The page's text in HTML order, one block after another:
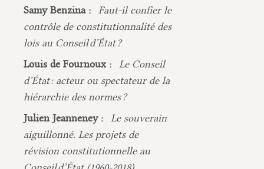
Samy Benzina :
Faut-il confier le
contrôle de constitutionnalité des
lois au Conseil d’État ?
Louis de Fournoux :
Le Conseil
d’État : acteur ou spectateur de la
hiérarchie des normes ?
Julien Jeanneney :
Le souverain
aiguillonné. Les projets de
révision constitutionnelle au